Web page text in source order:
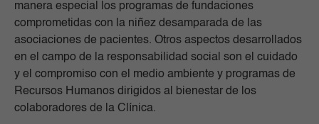
manera especial los programas de fundaciones
comprometidas con la niñez desamparada de las
asociaciones de pacientes. Otros aspectos desarrollados
en el campo de la responsabilidad social son el cuidado
y el compromiso con el medio ambiente y programas de
Recursos Humanos dirigidos al bienestar de los
colaboradores de la Clínica.